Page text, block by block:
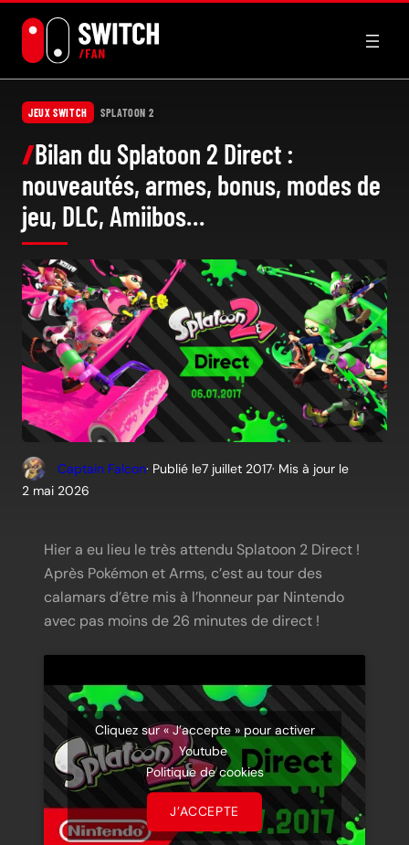
contenu
JEUX SWITCH SPLATOON 2
Bilan du Splatoon 2 Direct :
nouveautés, armes, bonus, modes de
jeu, DLC, Amiibos…
Captain Falcon· Publié le7 juillet 2017· Mis à jour le
2 mai 2026
Hier a eu lieu le très attendu Splatoon 2 Direct !
Après Pokémon et Arms, c’est au tour des
calamars d’être mis à l’honneur par Nintendo
avec pas moins de 26 minutes de direct !
Cliquez sur « J’accepte » pour activer
Youtube
Politique de cookies
J’ACCEPTE